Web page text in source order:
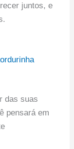
juntos, e
das suas
pensará em